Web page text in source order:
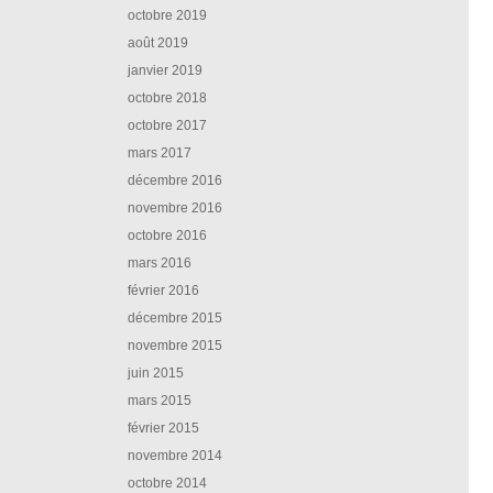
octobre 2019
août 2019
janvier 2019
octobre 2018
octobre 2017
mars 2017
décembre 2016
novembre 2016
octobre 2016
mars 2016
février 2016
décembre 2015
novembre 2015
juin 2015
mars 2015
février 2015
novembre 2014
octobre 2014